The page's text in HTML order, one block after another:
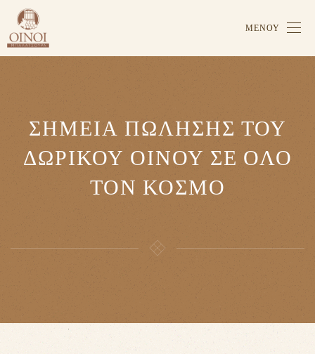
ΜΕΝΟΎ
ΣΗΜΕΙΑ ΠΩΛΗΣΗΣ ΤΟΥ
ΔΩΡΙΚΟΥ ΟΙΝΟΥ ΣΕ ΟΛΟ
ΤΟΝ ΚΟΣΜΟ